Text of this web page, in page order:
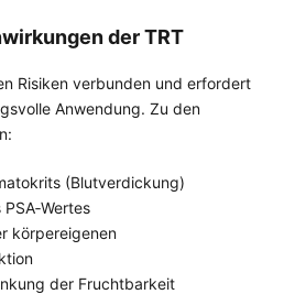
der TRT
Risiken verbunden und erfordert
Anwendung. Zu den
(Blutverdickung)
körpereigenen
der Fruchtbarkeit